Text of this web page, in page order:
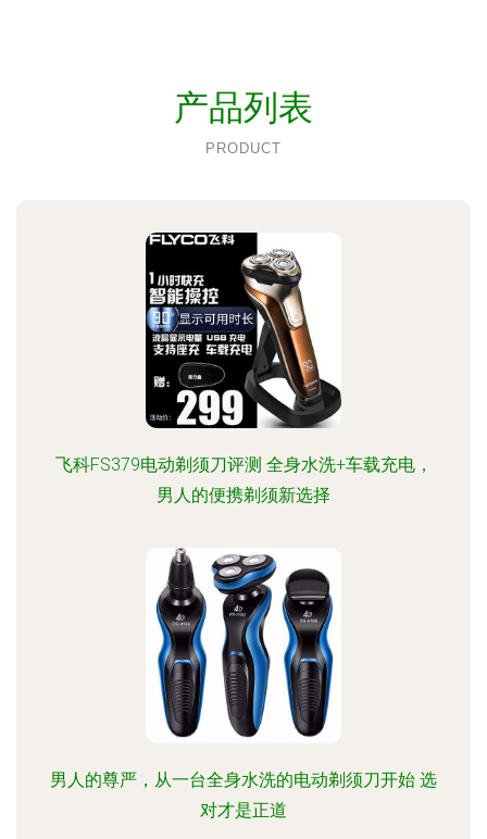
产品列表
PRODUCT
飞科FS379电动剃须刀评测 全身水洗+车载充电，
男人的便携剃须新选择
男人的尊严，从一台全身水洗的电动剃须刀开始 选
对才是正道